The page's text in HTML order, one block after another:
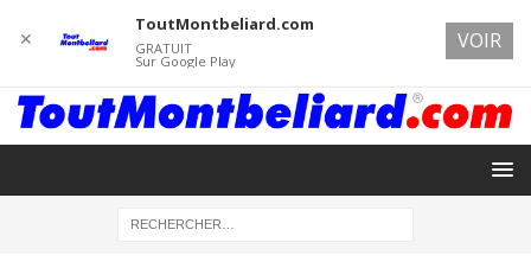
✕
ToutMontbeliard.com
GRATUIT
Sur Google Play
VOIR